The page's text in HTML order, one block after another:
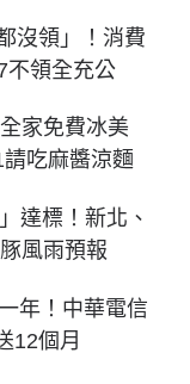
沒領」！消費
領全充公
家免費冰美
吃麻醬涼麵
達標！新北、
風雨預報
年！中華電信
12個月